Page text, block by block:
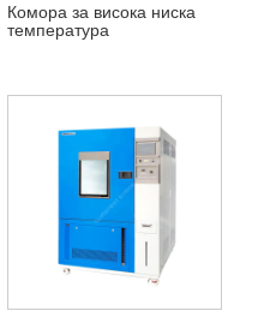
Комора за висока ниска
температура